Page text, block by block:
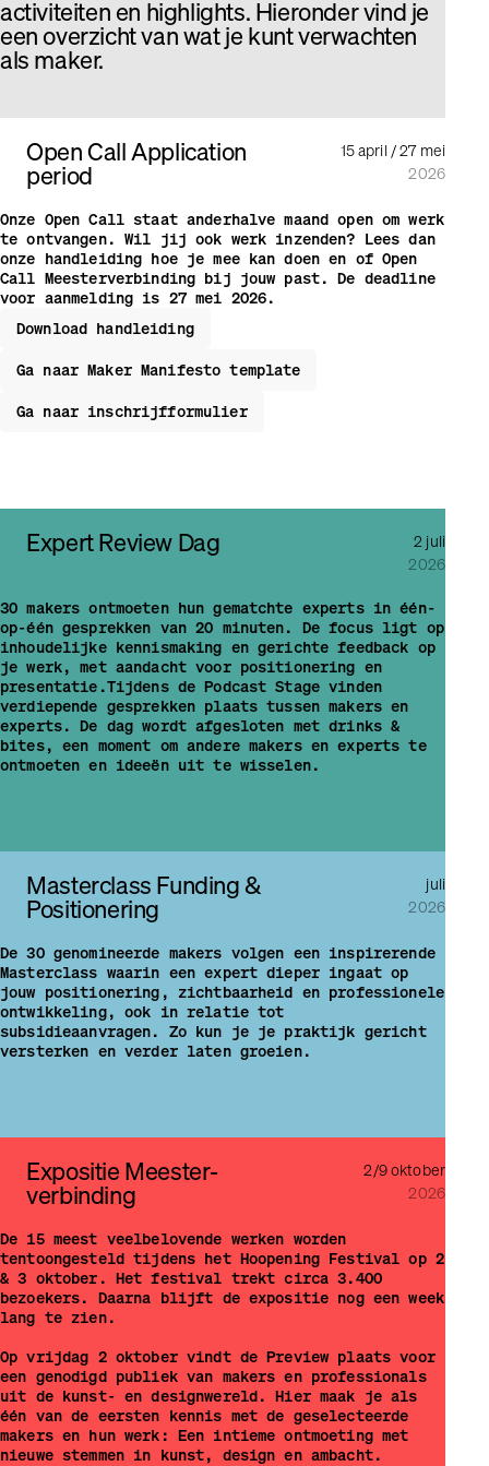
activiteiten en highlights. Hieronder vind je
een overzicht van wat je kunt verwachten
als maker.
15 april / 27 mei
2026
Open Call Application
period
Onze Open Call staat anderhalve maand open om werk
te ontvangen. Wil jij ook werk inzenden? Lees dan
onze handleiding hoe je mee kan doen en of Open
Call Meester­verbinding bij jouw past. De deadline
voor aanmelding is 27 mei 2026.
Download handleiding
Ga naar Maker Manifesto template
Ga naar inschrijfformulier
2 juli
2026
Expert Review Dag
30 makers ontmoeten hun gematchte experts in één-
op-één gesprekken van 20 minuten. De focus ligt op
inhoudelijke kennismaking en gerichte feedback op
je werk, met aandacht voor positionering en
presentatie.Tijdens de Podcast Stage vinden
verdiepende gesprekken plaats tussen makers en
experts. De dag wordt afgesloten met drinks &
bites, een moment om andere makers en experts te
ontmoeten en ideeën uit te wisselen.
juli
2026
Masterclass Funding &
Positionering
De 30 genomineerde makers volgen een inspirerende
Masterclass waarin een expert dieper ingaat op
jouw positionering, zichtbaarheid en professionele
ontwikkeling, ook in relatie tot
subsidieaanvragen. Zo kun je je praktijk gericht
versterken en verder laten groeien.
2/9 oktober
2026
Expositie Meester­
verbinding
De 15 meest veelbelovende werken worden
tentoongesteld tijdens het Hoopening Festival op 2
& 3 oktober. Het festival trekt circa 3.400
bezoekers. Daarna blijft de expositie nog een week
lang te zien.
Op vrijdag 2 oktober vindt de Preview plaats voor
een genodigd publiek van makers en professionals
uit de kunst- en designwereld. Hier maak je als
één van de eersten kennis met de geselecteerde
makers en hun werk: Een intieme ontmoeting met
nieuwe stemmen in kunst, design en ambacht.